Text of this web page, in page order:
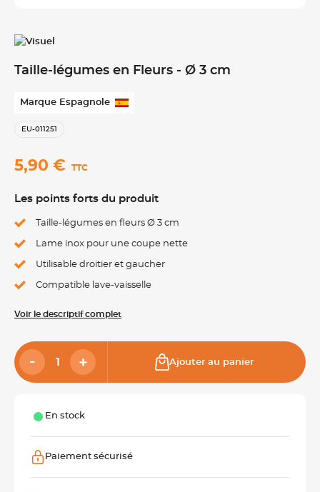
Taille-légumes en Fleurs - Ø 3 cm
Marque Espagnole
EU-011251
5,90 € TTC
Les points forts du produit
Taille-légumes en fleurs Ø 3 cm
Lame inox pour une coupe nette
Utilisable droitier et gaucher
Compatible lave-vaisselle
Voir le descriptif complet
Ajouter au panier
En stock
Paiement sécurisé